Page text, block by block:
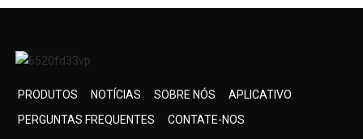
PRODUTOS NOTÍCIAS SOBRE NÓS
APLICATIVO
PERGUNTAS FREQUENTES
CONTATE-NOS